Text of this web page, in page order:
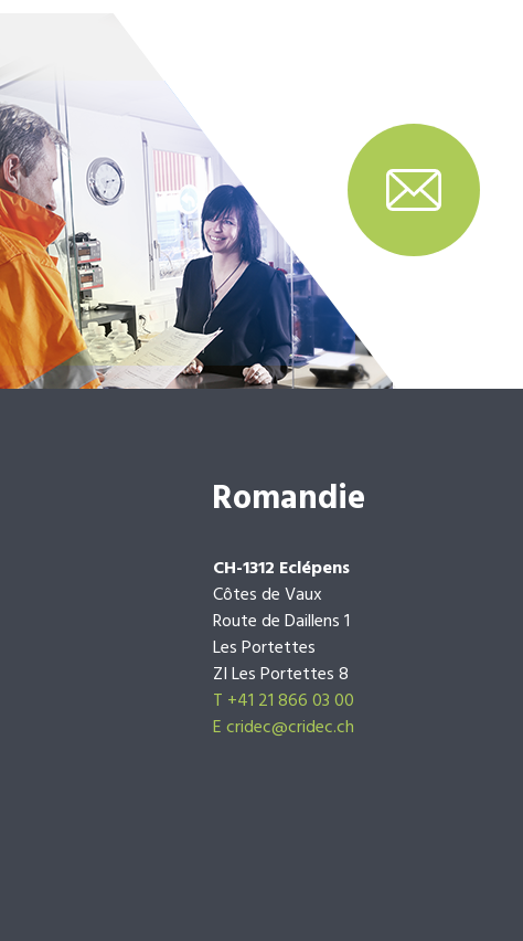
Romandie
CH-1312 Eclépens
Côtes de Vaux
Route de Daillens 1
Les Portettes
ZI Les Portettes 8
T +41 21 866 03 00
Ecridec@cridec.ch